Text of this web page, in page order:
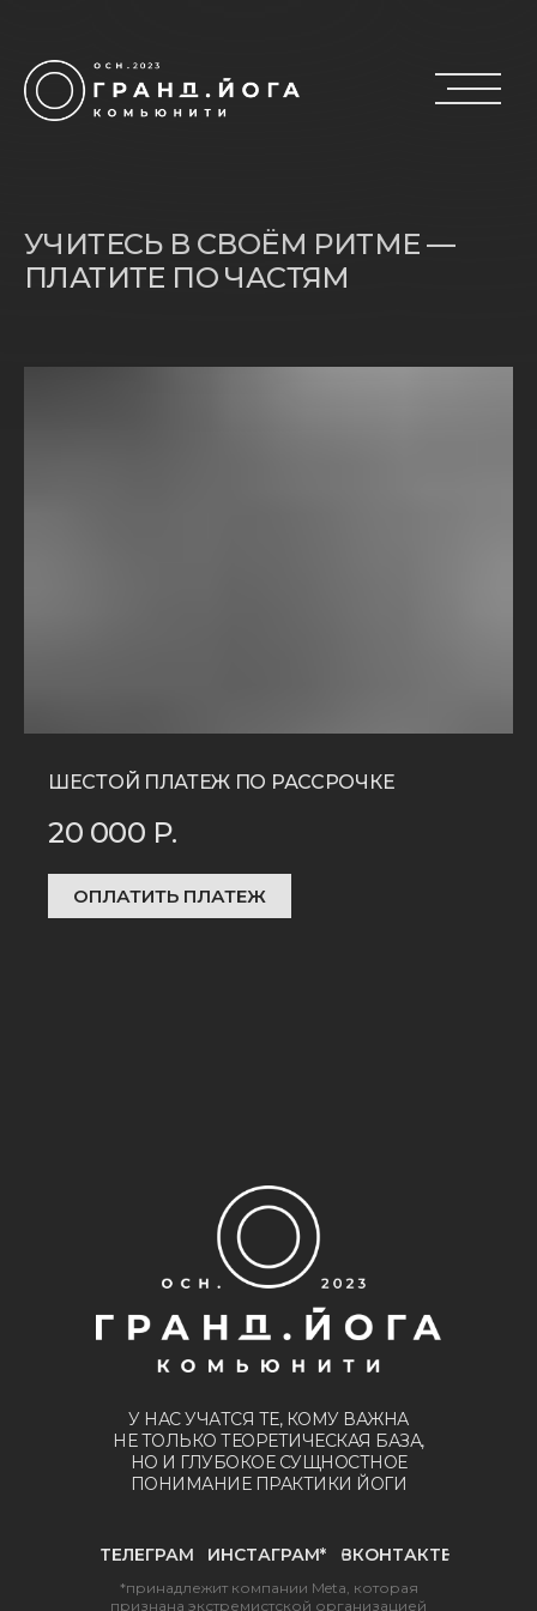
УЧИТЕСЬ В СВОЁМ РИТМЕ —
ПЛАТИТЕ ПО ЧАСТЯМ
ШЕСТОЙ ПЛАТЕЖ ПО РАССРОЧКЕ
20 000 Р.
ОПЛАТИТЬ ПЛАТЕЖ
У НАС УЧАТСЯ ТЕ, КОМУ ВАЖНА
НЕ ТОЛЬКО ТЕОРЕТИЧЕСКАЯ БАЗА,
НО И ГЛУБОКОЕ СУЩНОСТНОЕ
ПОНИМАНИЕ ПРАКТИКИ ЙОГИ
ТЕЛЕГРАМ ИНСТАГРАМ* ВКОНТАКТЕ
*принадлежит компании Meta, которая
признана экстремистской организацией